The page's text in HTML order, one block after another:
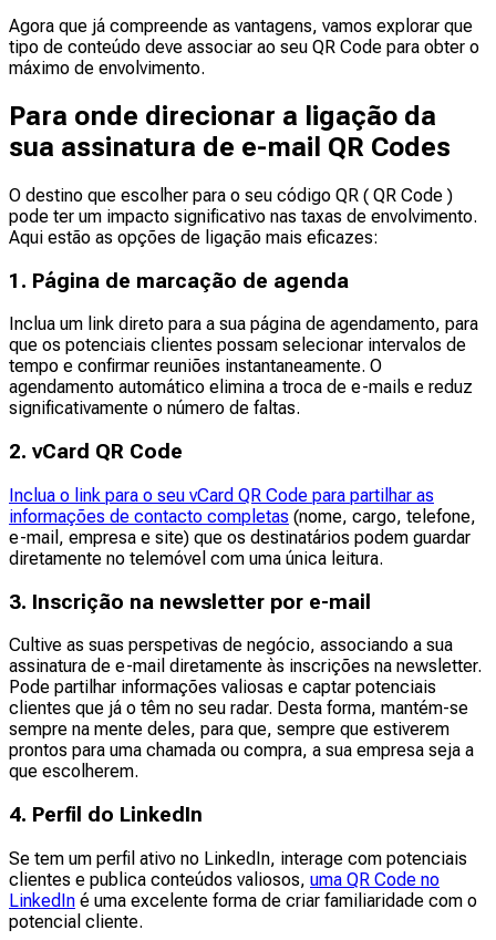
Agora que já compreende as vantagens, vamos explorar que
tipo de conteúdo deve associar ao seu QR Code para obter o
máximo de envolvimento.
Para onde direcionar a ligação da
sua assinatura de e-mail QR Codes
O destino que escolher para o seu código QR ( QR Code )
pode ter um impacto significativo nas taxas de envolvimento.
Aqui estão as opções de ligação mais eficazes:
1. Página de marcação de agenda
Inclua um link direto para a sua página de agendamento, para
que os potenciais clientes possam selecionar intervalos de
tempo e confirmar reuniões instantaneamente. O
agendamento automático elimina a troca de e-mails e reduz
significativamente o número de faltas.
2. vCard QR Code
Inclua o link para o seu vCard QR Code para partilhar as
informações de contacto completas (nome, cargo, telefone,
e-mail, empresa e site) que os destinatários podem guardar
diretamente no telemóvel com uma única leitura.
3. Inscrição na newsletter por e-mail
Cultive as suas perspetivas de negócio, associando a sua
assinatura de e-mail diretamente às inscrições na newsletter.
Pode partilhar informações valiosas e captar potenciais
clientes que já o têm no seu radar. Desta forma, mantém-se
sempre na mente deles, para que, sempre que estiverem
prontos para uma chamada ou compra, a sua empresa seja a
que escolherem.
4. Perfil do LinkedIn
Se tem um perfil ativo no LinkedIn, interage com potenciais
clientes e publica conteúdos valiosos, uma QR Code no
LinkedIn é uma excelente forma de criar familiaridade com o
potencial cliente.